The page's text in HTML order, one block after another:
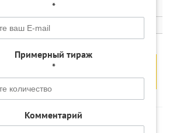
560 руб. 530 руб.
Оставить
заявку
образец
(на удалённом складе в Китае)
*
Примерный тираж
*
Комментарий